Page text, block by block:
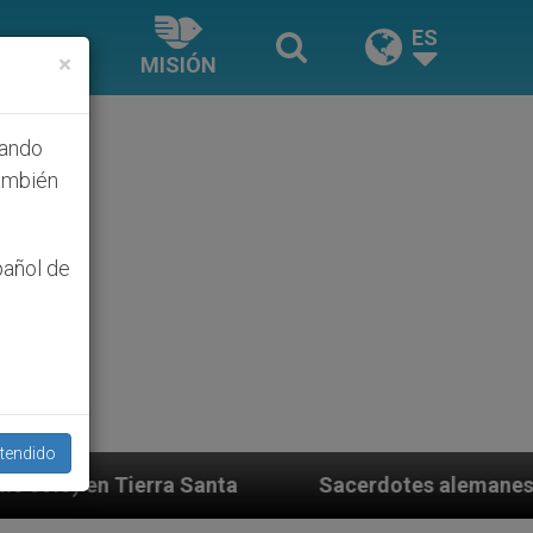
MISIÓN
ES
Sacerdotes alemanes fieles al Papa
×
de